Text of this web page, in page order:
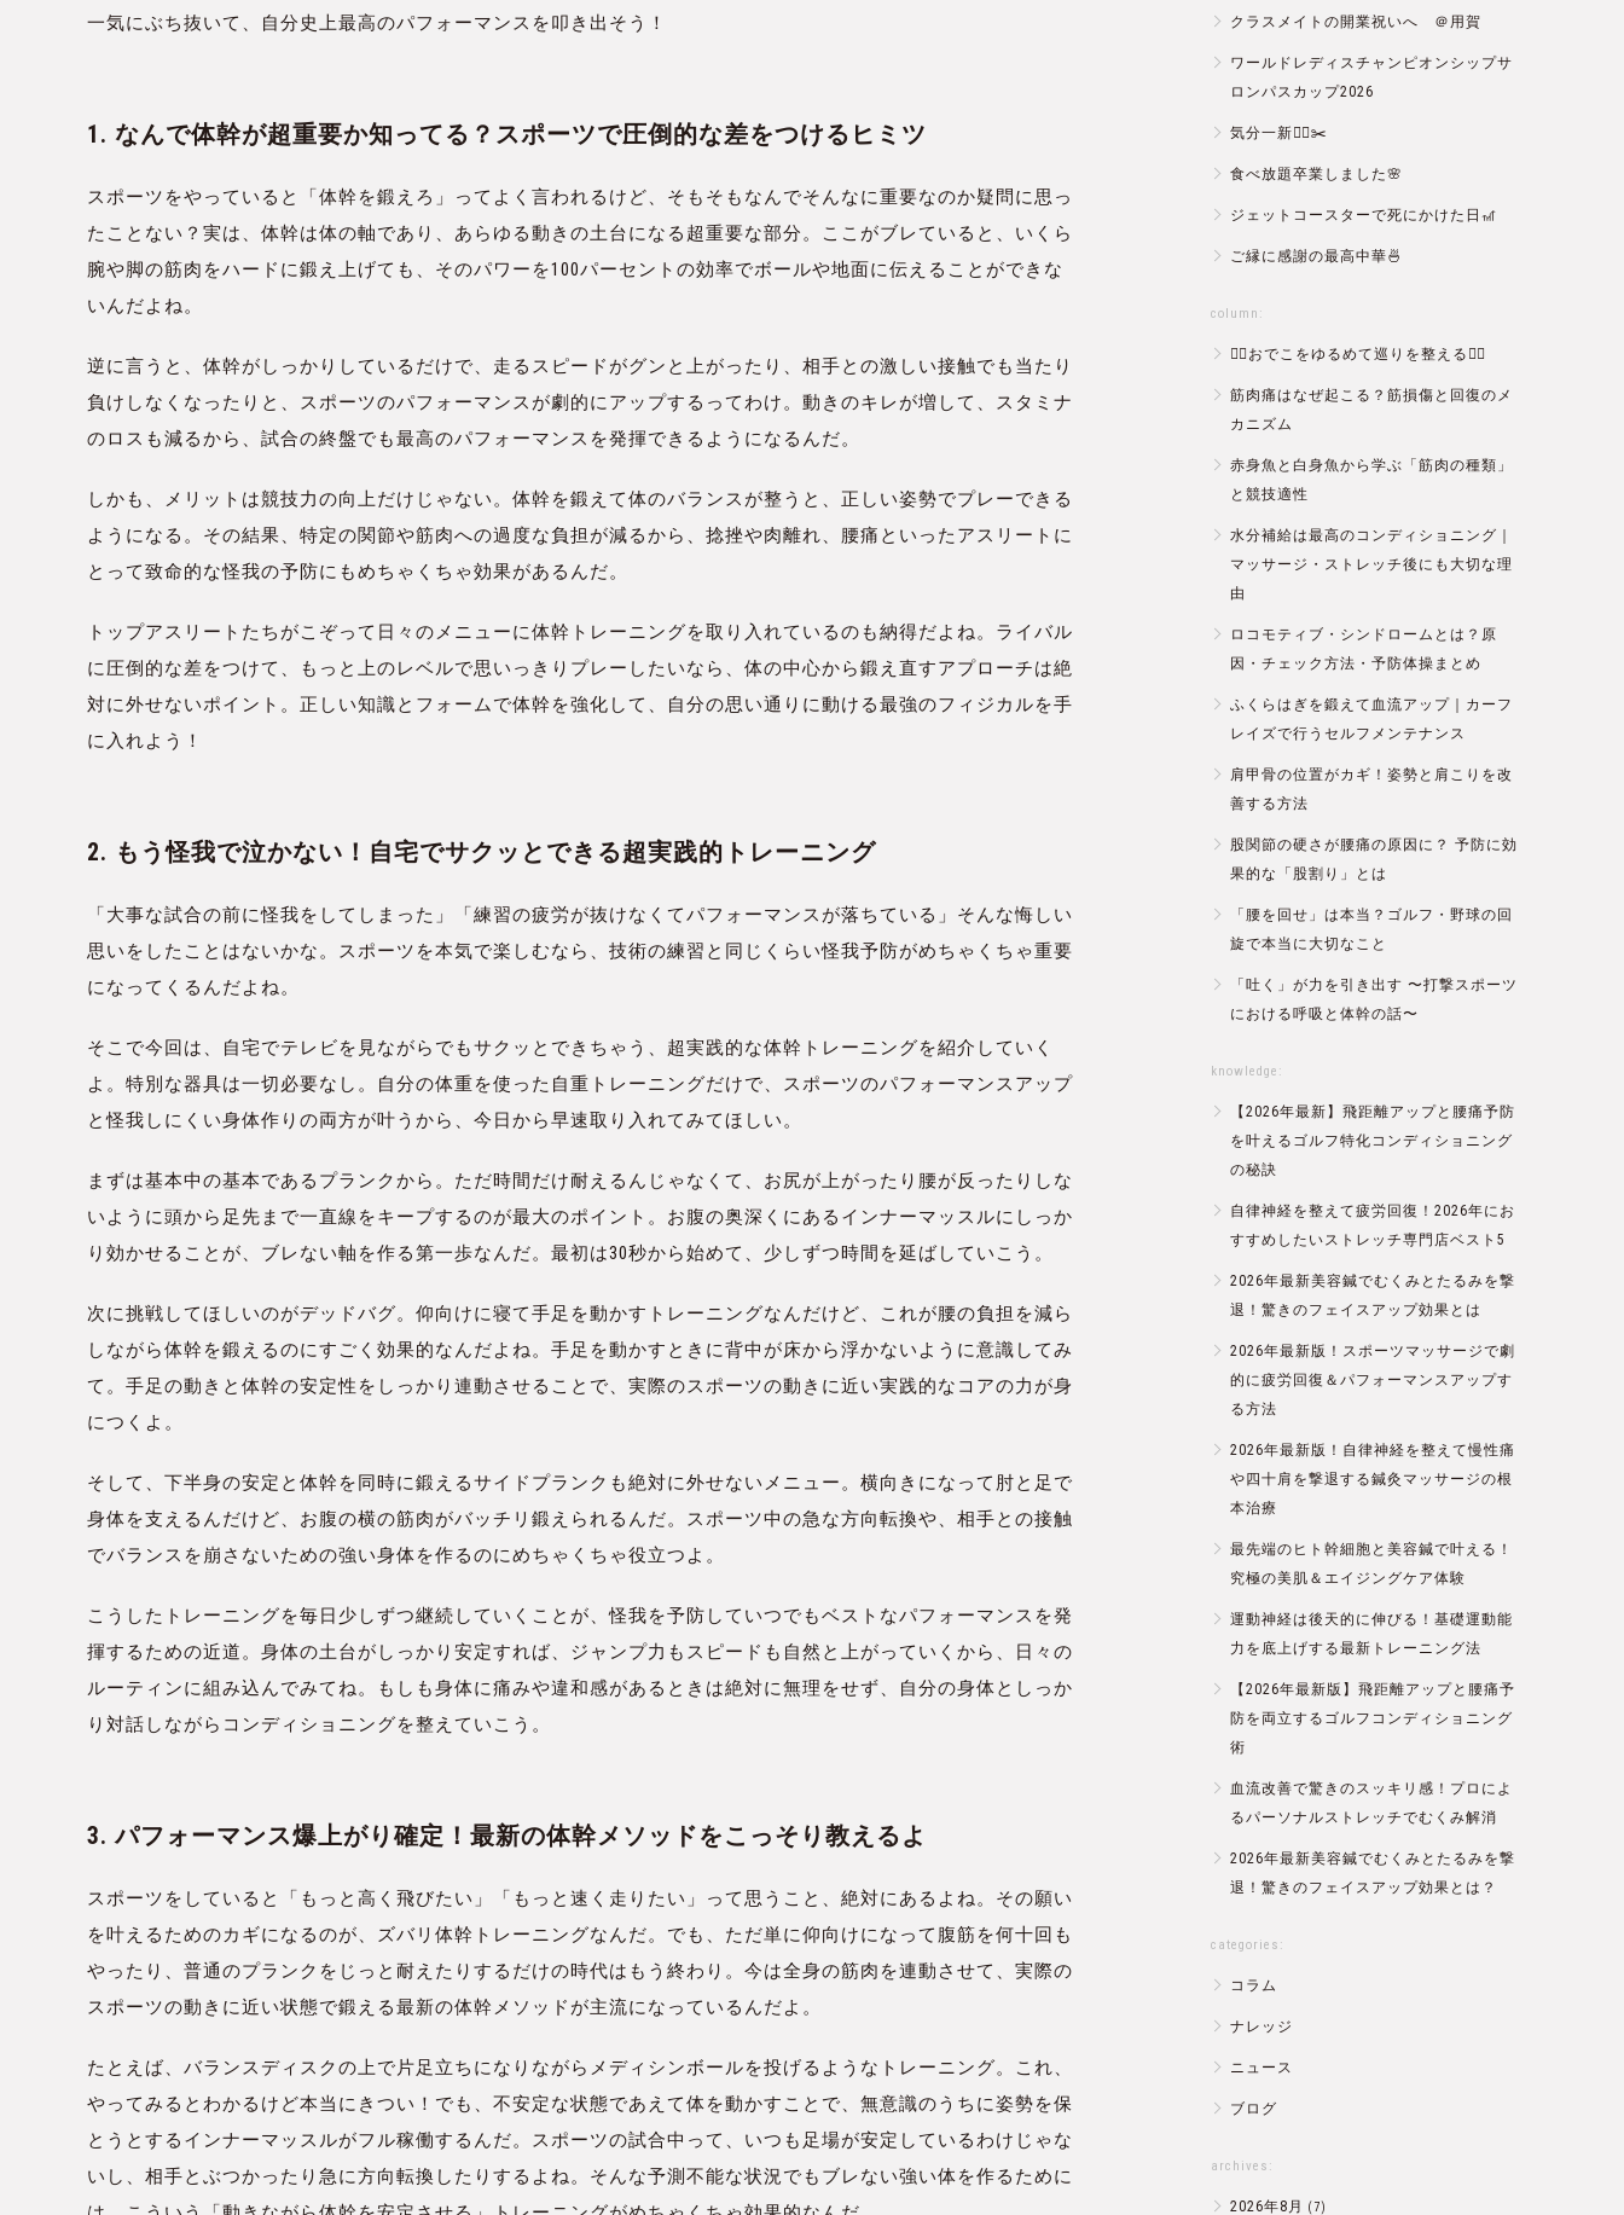
一気にぶち抜いて、自分史上最高のパフォーマンスを叩き出そう！
1. なんで体幹が超重要か知ってる？スポーツで圧倒的な差をつけるヒミツ
スポーツをやっていると「体幹を鍛えろ」ってよく言われるけど、そもそもなんでそんなに重要なのか疑問に思っ
たことない？実は、体幹は体の軸であり、あらゆる動きの土台になる超重要な部分。ここがブレていると、いくら
腕や脚の筋肉をハードに鍛え上げても、そのパワーを100パーセントの効率でボールや地面に伝えることができな
いんだよね。
逆に言うと、体幹がしっかりしているだけで、走るスピードがグンと上がったり、相手との激しい接触でも当たり
負けしなくなったりと、スポーツのパフォーマンスが劇的にアップするってわけ。動きのキレが増して、スタミナ
のロスも減るから、試合の終盤でも最高のパフォーマンスを発揮できるようになるんだ。
しかも、メリットは競技力の向上だけじゃない。体幹を鍛えて体のバランスが整うと、正しい姿勢でプレーできる
ようになる。その結果、特定の関節や筋肉への過度な負担が減るから、捻挫や肉離れ、腰痛といったアスリートに
とって致命的な怪我の予防にもめちゃくちゃ効果があるんだ。
トップアスリートたちがこぞって日々のメニューに体幹トレーニングを取り入れているのも納得だよね。ライバル
に圧倒的な差をつけて、もっと上のレベルで思いっきりプレーしたいなら、体の中心から鍛え直すアプローチは絶
対に外せないポイント。正しい知識とフォームで体幹を強化して、自分の思い通りに動ける最強のフィジカルを手
に入れよう！
2. もう怪我で泣かない！自宅でサクッとできる超実践的トレーニング
「大事な試合の前に怪我をしてしまった」「練習の疲労が抜けなくてパフォーマンスが落ちている」そんな悔しい
思いをしたことはないかな。スポーツを本気で楽しむなら、技術の練習と同じくらい怪我予防がめちゃくちゃ重要
になってくるんだよね。
そこで今回は、自宅でテレビを見ながらでもサクッとできちゃう、超実践的な体幹トレーニングを紹介していく
よ。特別な器具は一切必要なし。自分の体重を使った自重トレーニングだけで、スポーツのパフォーマンスアップ
と怪我しにくい身体作りの両方が叶うから、今日から早速取り入れてみてほしい。
まずは基本中の基本であるプランクから。ただ時間だけ耐えるんじゃなくて、お尻が上がったり腰が反ったりしな
いように頭から足先まで一直線をキープするのが最大のポイント。お腹の奥深くにあるインナーマッスルにしっか
り効かせることが、ブレない軸を作る第一歩なんだ。最初は30秒から始めて、少しずつ時間を延ばしていこう。
次に挑戦してほしいのがデッドバグ。仰向けに寝て手足を動かすトレーニングなんだけど、これが腰の負担を減ら
しながら体幹を鍛えるのにすごく効果的なんだよね。手足を動かすときに背中が床から浮かないように意識してみ
て。手足の動きと体幹の安定性をしっかり連動させることで、実際のスポーツの動きに近い実践的なコアの力が身
につくよ。
そして、下半身の安定と体幹を同時に鍛えるサイドプランクも絶対に外せないメニュー。横向きになって肘と足で
身体を支えるんだけど、お腹の横の筋肉がバッチリ鍛えられるんだ。スポーツ中の急な方向転換や、相手との接触
でバランスを崩さないための強い身体を作るのにめちゃくちゃ役立つよ。
こうしたトレーニングを毎日少しずつ継続していくことが、怪我を予防していつでもベストなパフォーマンスを発
揮するための近道。身体の土台がしっかり安定すれば、ジャンプ力もスピードも自然と上がっていくから、日々の
ルーティンに組み込んでみてね。もしも身体に痛みや違和感があるときは絶対に無理をせず、自分の身体としっか
り対話しながらコンディショニングを整えていこう。
3. パフォーマンス爆上がり確定！最新の体幹メソッドをこっそり教えるよ
スポーツをしていると「もっと高く飛びたい」「もっと速く走りたい」って思うこと、絶対にあるよね。その願い
を叶えるためのカギになるのが、ズバリ体幹トレーニングなんだ。でも、ただ単に仰向けになって腹筋を何十回も
やったり、普通のプランクをじっと耐えたりするだけの時代はもう終わり。今は全身の筋肉を連動させて、実際の
スポーツの動きに近い状態で鍛える最新の体幹メソッドが主流になっているんだよ。
たとえば、バランスディスクの上で片足立ちになりながらメディシンボールを投げるようなトレーニング。これ、
やってみるとわかるけど本当にきつい！でも、不安定な状態であえて体を動かすことで、無意識のうちに姿勢を保
とうとするインナーマッスルがフル稼働するんだ。スポーツの試合中って、いつも足場が安定しているわけじゃな
いし、相手とぶつかったり急に方向転換したりするよね。そんな予測不能な状況でもブレない強い体を作るために
クラスメイトの開業祝いへ ＠用賀
ワールドレディスチャンピオンシップサ
ロンパスカップ2026
気分一新💇‍♂️✂️
食べ放題卒業しました🌸
ジェットコースターで死にかけた日🎢
ご縁に感謝の最高中華🍜
column:
💆‍♀️おでこをゆるめて巡りを整える💆‍♂️
筋肉痛はなぜ起こる？筋損傷と回復のメ
カニズム
赤身魚と白身魚から学ぶ「筋肉の種類」
と競技適性
水分補給は最高のコンディショニング｜
マッサージ・ストレッチ後にも大切な理
由
ロコモティブ・シンドロームとは？原
因・チェック方法・予防体操まとめ
ふくらはぎを鍛えて血流アップ｜カーフ
レイズで行うセルフメンテナンス
肩甲骨の位置がカギ！姿勢と肩こりを改
善する方法
股関節の硬さが腰痛の原因に？ 予防に効
果的な「股割り」とは
「腰を回せ」は本当？ゴルフ・野球の回
旋で本当に大切なこと
「吐く」が力を引き出す 〜打撃スポーツ
における呼吸と体幹の話〜
knowledge:
【2026年最新】飛距離アップと腰痛予防
を叶えるゴルフ特化コンディショニング
の秘訣
自律神経を整えて疲労回復！2026年にお
すすめしたいストレッチ専門店ベスト5
2026年最新美容鍼でむくみとたるみを撃
退！驚きのフェイスアップ効果とは
2026年最新版！スポーツマッサージで劇
的に疲労回復＆パフォーマンスアップす
る方法
2026年最新版！自律神経を整えて慢性痛
や四十肩を撃退する鍼灸マッサージの根
本治療
最先端のヒト幹細胞と美容鍼で叶える！
究極の美肌＆エイジングケア体験
運動神経は後天的に伸びる！基礎運動能
力を底上げする最新トレーニング法
【2026年最新版】飛距離アップと腰痛予
防を両立するゴルフコンディショニング
術
血流改善で驚きのスッキリ感！プロによ
るパーソナルストレッチでむくみ解消
2026年最新美容鍼でむくみとたるみを撃
退！驚きのフェイスアップ効果とは？
categories:
コラム
ナレッジ
ニュース
ブログ
archives:
2026年8月 (7)